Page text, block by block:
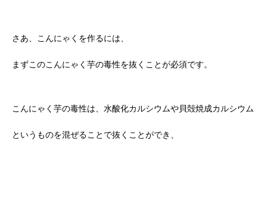
さあ、こんにゃくを作るには、
まずこのこんにゃく芋の毒性を抜くことが必須です。
こんにゃく芋の毒性は、水酸化カルシウムや貝殻焼成カルシウム
というものを混ぜることで抜くことができ、